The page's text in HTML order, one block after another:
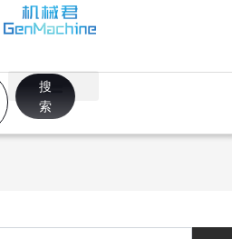
搜
索